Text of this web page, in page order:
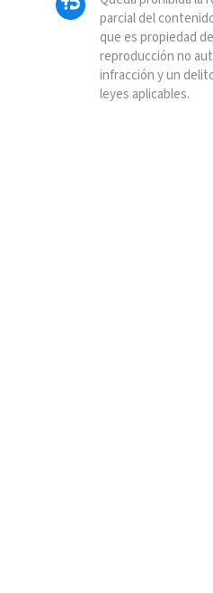
parcial del
que es propiedad
reproducción no
infracción y un
leyes aplicables.